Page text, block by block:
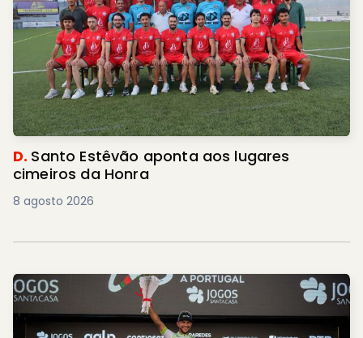
D. Santo Estêvão aponta aos lugares
cimeiros da Honra
8 agosto 2026